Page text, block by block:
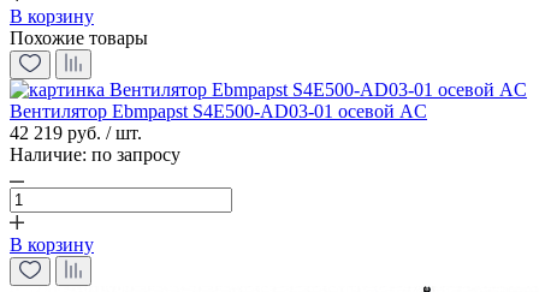
В корзину
Похожие товары
Вентилятор Ebmpapst S4E500-AD03-01 осевой AC
42 219 руб. / шт.
Наличие: по запросу
В корзину